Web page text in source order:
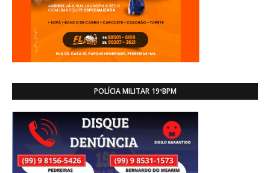
POLÍCIA MILITAR 19ºBPM